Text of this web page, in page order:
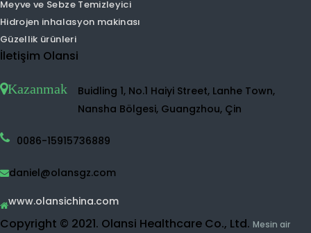
Ev hava temizleyici
UVC hava temizleyici
Hidrojen su makinesi
Hidrojen Su Makinesi
Dezenfektan Su Makinesi
Su arıtma cihazı